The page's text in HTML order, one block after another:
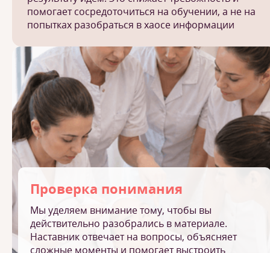
помогает сосредоточиться на обучении, а не на
попытках разобраться в хаосе информации
Проверка понимания
Мы уделяем внимание тому, чтобы вы
действительно разобрались в материале.
Наставник отвечает на вопросы, объясняет
сложные моменты и помогает выстроить